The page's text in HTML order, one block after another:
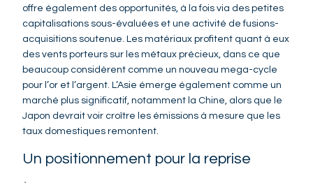
offre également des opportunités, à la fois via des petites
capitalisations sous-évaluées et une activité de fusions-
acquisitions soutenue. Les matériaux profitent quant à eux
des vents porteurs sur les métaux précieux, dans ce que
beaucoup considèrent comme un nouveau mega-cycle
pour l’or et l’argent. L’Asie émerge également comme un
marché plus significatif, notamment la Chine, alors que le
Japon devrait voir croître les émissions à mesure que les
taux domestiques remontent.
Un positionnement pour la reprise